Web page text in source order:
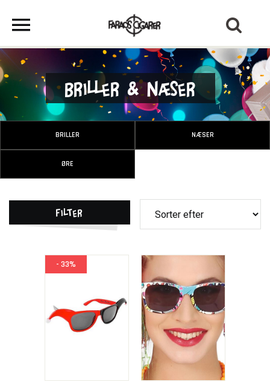
Briller & Næser
BRILLER NÆSER
ØRE
Filter
- 33%